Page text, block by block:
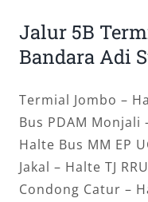
Jalur 5B
Bandara Adi
Termial Jombo –
Bus PDAM Monjali
Halte Bus MM EP
Jakal – Halte TJ
Condong Catur –